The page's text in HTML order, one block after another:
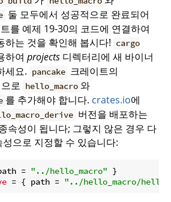
둘 모두에서 성공적으로 완료되어
를 예제 19-30의 코드에 연결하여
하는 것을 확인해 봅시다! cargo
하여projects 디렉터리에 새 바이너
세요. pancake 크레이트의
로 hello_macro 와
를 추가해야 합니다. crates.io에
버전을 배포하는
속성이 됩니다; 그렇지 않은 경우 다
성으로 지정할 수 있습니다:
= "../hello_macro"
= { path = "../hello_macro/